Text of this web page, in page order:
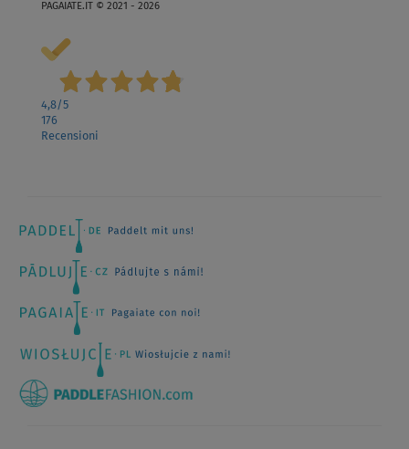
PAGAIATE.IT © 2021 - 2026
4,8/5
176
Recensioni